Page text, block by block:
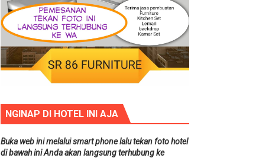
NGINAP DI HOTEL INI AJA
Buka web ini melalui smart phone lalu tekan foto hotel
di bawah ini Anda akan langsung terhubung ke